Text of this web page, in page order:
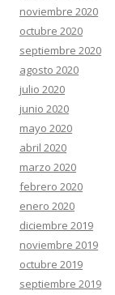
noviembre 2020
octubre 2020
septiembre 2020
agosto 2020
julio 2020
junio 2020
mayo 2020
abril 2020
marzo 2020
febrero 2020
enero 2020
diciembre 2019
noviembre 2019
octubre 2019
septiembre 2019